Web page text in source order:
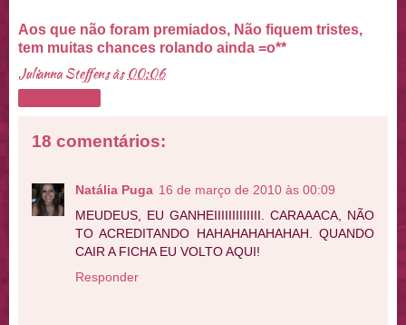
Aos que não foram premiados, Não fiquem tristes,
tem muitas chances rolando ainda =o**
Julianna Steffensàs00:06
18 comentários:
Natália Puga 16 de março de 2010 às 00:09
MEUDEUS, EU GANHEIIIIIIIIIIIII. CARAAACA, NÃO
TO ACREDITANDO HAHAHAHAHAHAH. QUANDO
CAIR A FICHA EU VOLTO AQUI!
Responder